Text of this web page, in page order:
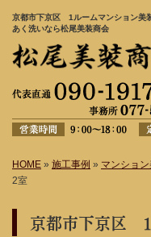
京都市下京区 1ルームマンション美
あく洗いなら松尾美装商会
HOME » 施工事例 » マンション
2室
京都市下京区 1